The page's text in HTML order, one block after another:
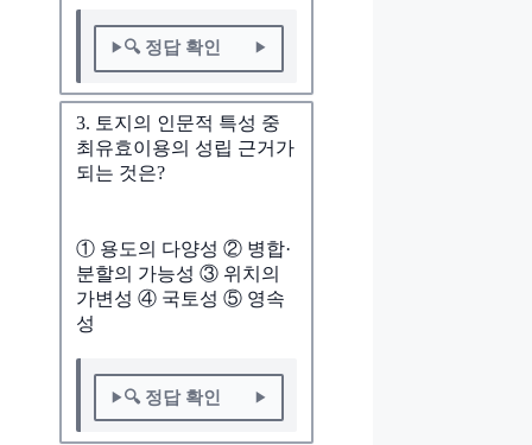
🔍 정답 확인
3. 토지의 인문적 특성 중
최유효이용의 성립 근거가
되는 것은?
① 용도의 다양성 ② 병합·
분할의 가능성 ③ 위치의
가변성 ④ 국토성 ⑤ 영속
성
🔍 정답 확인